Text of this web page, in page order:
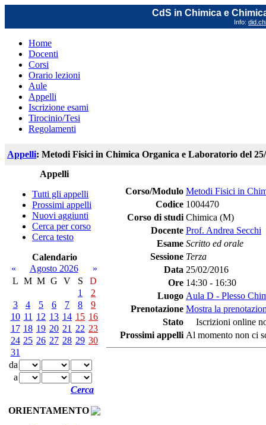
CdS in Chimica e
Info:
Home
Docenti
Corsi
Orario lezioni
Aule
Appelli
Iscrizione esami
Tirocinio/Tesi
Regolamenti
Appelli: Metodi Fisici in Chimica Organica e Laboratorio del
Appelli
Tutti gli appelli
Prossimi appelli
Nuovi aggiunti
Cerca per corso
Cerca testo
Calendario
«
Agosto 2026
»
L M M G V S
D
1
2
3
4 5 6 7 8
9
10 11 12 13 14 15 16
17 18 19 20 21 22 23
24 25 26 27 28 29 30
31
da
a
Cerca
ORIENTAMENTO
Corso/Modulo Metodi Fisici in
Codice 1004470
Corso di studi Chimica (M)
Docente Prof. Andrea Secchi
Esame Scritto ed orale
Sessione Terza
Data 25/02/2016
Ore 14:30 - 16:30
Luogo Aula D - Plesso
Prenotazione Mostra la
Stato
Iscrizioni online
Prossimi appelli Al momento non ci